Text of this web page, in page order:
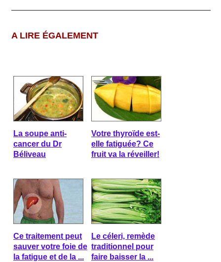
A LIRE ÉGALEMENT
La soupe anti-
cancer du Dr
Béliveau
Votre thyroïde est-
elle fatiguée? Ce
fruit va la réveiller!
Ce traitement peut
sauver votre foie de
la fatigue et de la ...
Le céleri, remède
traditionnel pour
faire baisser la ...